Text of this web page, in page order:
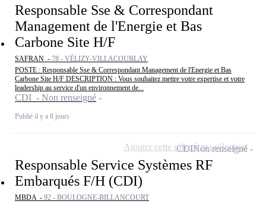
Responsable Sse & Correspondant
Management de l'Energie et Bas
Carbone Site H/F
SAFRAN - 78 - VÉLIZY-VILLACOUBLAY
POSTE : Responsable Sse & Correspondant Management de l'Energie et Bas
Carbone Site H/F DESCRIPTION : Vous souhaitez mettre votre expertise et votre
leadership au service d'un environnement de...
CDI - Non renseigné
Publié il y a 8 jours
Responsable Service Systèmes RF
Embarqués F/H (CDI)
MBDA - 92 - BOULOGNE-BILLANCOURT
CDINon renseigné
Ajouter cette offre à ma sélection